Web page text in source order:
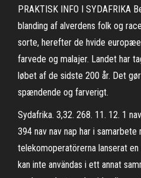
PRAKTISK INFO I SYDAFRIKA
blanding af alverdens folk og
sorte, herefter de hvide
farvede og malajer. Landet har
løbet af de sidste 200 år. Det
spændende og farverigt.
Sydafrika. 3,32. 268. 11. 12. 1
394 nav nav nap har i
telekomoperatörerna lanserat
kan inte användas i ett annat